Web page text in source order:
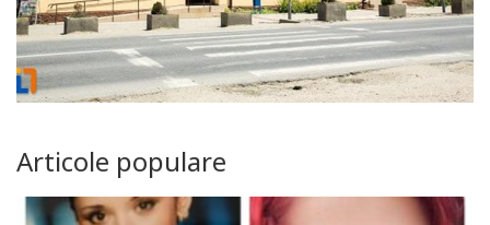
Articole populare